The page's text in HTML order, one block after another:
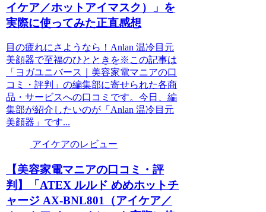
イケア／ホットアイマスク）」を
実際に使ってみた正直感想
目の疲れにさようなら！Anlan 温冷目元
美顔器で至福のひとときを※この記事は
「ヨガユニバース｜美容家電マニアの口
コミ・評判」の編集部に寄せられた各商
品・サービスへの口コミです。今日、編
集部が紹介したいのが「Anlan 温冷目元
美顔器」です...
アイケアのレビュー
【美容家電マニアの口コミ・評
判】「ATEX ルルド めめホットチ
ャージ AX-BNL801（アイケア／